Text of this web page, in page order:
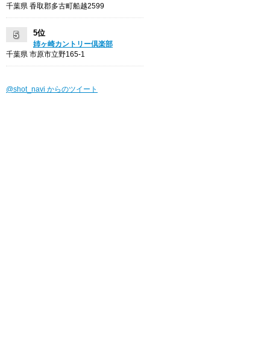
千葉県 香取郡多古町船越2599
5位
姉ヶ崎カントリー倶楽部
千葉県 市原市立野165-1
@shot_navi からのツイート